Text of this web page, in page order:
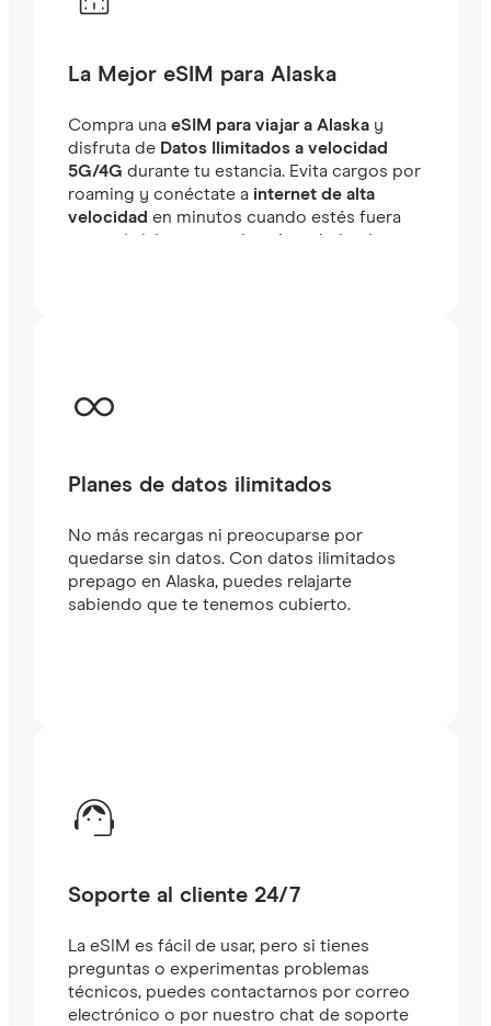
La Mejor eSIM para Alaska
Compra una eSIM para viajar a Alaskay
disfruta de Datos Ilimitados a velocidad
5G/4G durante tu estancia. Evita cargos por
roaming y conéctate a internet de alta
velocidad en minutos cuando estés fuera
tanto si viajas como si estás trabajando.
Planes de datos ilimitados
No más recargas ni preocuparse por
quedarse sin datos. Con datos ilimitados
prepago en Alaska, puedes relajarte
sabiendo que te tenemos cubierto.
Soporte al cliente 24/7
La eSIM es fácil de usar, pero si tienes
preguntas o experimentas problemas
técnicos, puedes contactarnos por correo
electrónico o por nuestro chat de soporte